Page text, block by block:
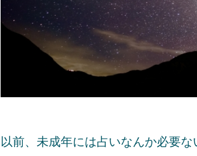
以前、未成年には占いなんか必要な